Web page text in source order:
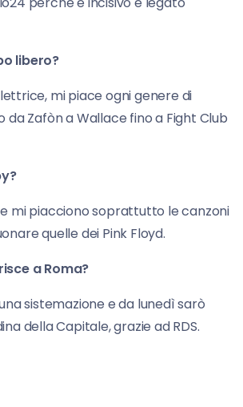
libero?
mi piace ogni genere di
da Zafòn a Wallace fino a Fight Club
mi piacciono soprattutto le canzoni
quelle dei Pink Floyd.
a Roma?
sistemazione e da lunedì sarò
della Capitale, grazie ad RDS.